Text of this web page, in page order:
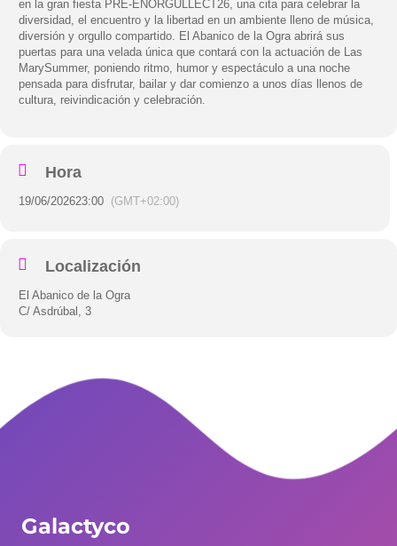
en la gran fiesta PRE-ENORGULLECT26, una cita para celebrar la
diversidad, el encuentro y la libertad en un ambiente lleno de música,
diversión y orgullo compartido. El Abanico de la Ogra abrirá sus
puertas para una velada única que contará con la actuación de Las
MarySummer, poniendo ritmo, humor y espectáculo a una noche
pensada para disfrutar, bailar y dar comienzo a unos días llenos de
cultura, reivindicación y celebración.
Hora
19/06/202623:00 (GMT+02:00)
Localización
El Abanico de la Ogra
C/ Asdrúbal, 3
Galactyco